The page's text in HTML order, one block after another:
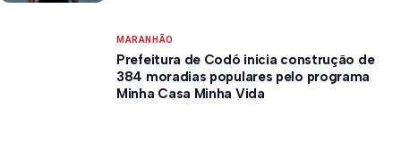
MARANHÃO
Prefeitura de Codó inicia construção de
384 moradias populares pelo programa
Minha Casa Minha Vida